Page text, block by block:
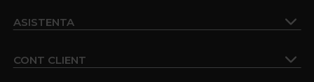
ASISTENTA
CONT CLIENT